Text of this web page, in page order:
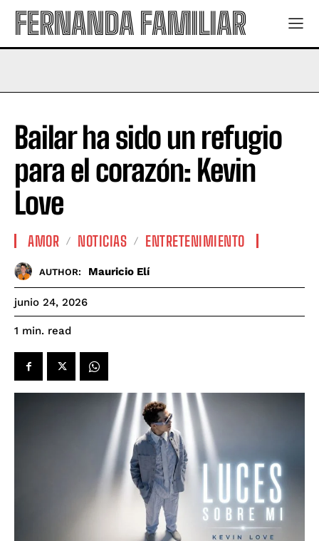
FERNANDA FAMILIAR
Bailar ha sido un refugio
para el corazón: Kevin
Love
AMOR NOTICIAS ENTRETENIMIENTO
AUTHOR: Mauricio Elí
junio 24, 2026
1 min. read